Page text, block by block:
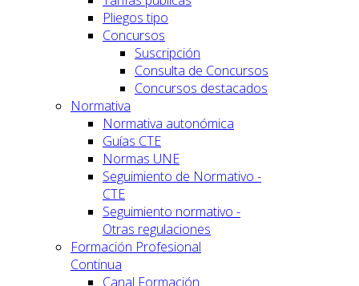
Pliegos tipo
Concursos
Suscripción
Consulta de Concursos
Concursos destacados
Normativa
Normativa autonómica
Guías CTE
Normas UNE
Seguimiento de Normativo -
CTE
Seguimiento normativo -
Otras regulaciones
Formación Profesional
Continua
Canal Formación